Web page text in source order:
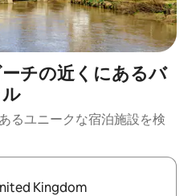
チの近くにあるバ
るユニークな宿泊施設を検
下の矢印キーを使って移動するか